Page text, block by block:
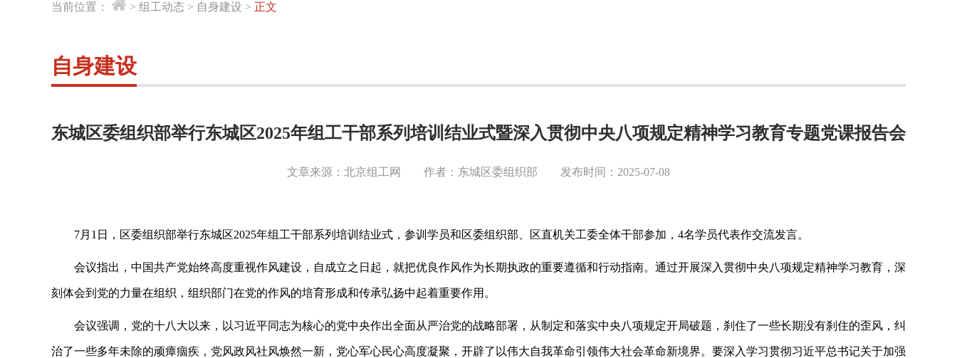
当前位置： > 组工动态 > 自身建设 > 正文
自身建设
东城区委组织部举行东城区2025年组工干部系列培训结业式暨深入贯彻中央八项规定精神学习教育专题党课报告会
文章来源：北京组工网 作者：东城区委组织部 发布时间：2025-07-08
7月1日，区委组织部举行东城区2025年组工干部系列培训结业式，参训学员和区委组织部、区直机关工委全体干部参加，4名学员代表作交流发言。
会议指出，中国共产党始终高度重视作风建设，自成立之日起，就把优良作风作为长期执政的重要遵循和行动指南。通过开展深入贯彻中央八项规定精神学习教育，深
刻体会到党的力量在组织，组织部门在党的作风的培育形成和传承弘扬中起着重要作用。
会议强调，党的十八大以来，以习近平同志为核心的党中央作出全面从严治党的战略部署，从制定和落实中央八项规定开局破题，刹住了一些长期没有刹住的歪风，纠
治了一些多年未除的顽瘴痼疾，党风政风社风焕然一新，党心军心民心高度凝聚，开辟了以伟大自我革命引领伟大社会革命新境界。要深入学习贯彻习近平总书记关于加强